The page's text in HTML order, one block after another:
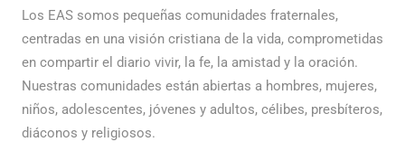
Los EAS somos pequeñas comunidades fraternales,
centradas en una visión cristiana de la vida, comprometidas
en compartir el diario vivir, la fe, la amistad y la oración.
Nuestras comunidades están abiertas a hombres, mujeres,
niños, adolescentes, jóvenes y adultos, célibes, presbíteros,
diáconos y religiosos.